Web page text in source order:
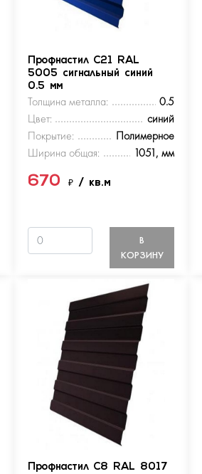
Профнастил С21 RAL
5005 сигнальный синий
0.5 мм
Толщина металла:
0.5
Цвет:
синий
Покрытие:
Полимерное
Ширина общая:
1051, мм
670₽/ кв.м
В
КОРЗИНУ
Профнастил С8 RAL 8017